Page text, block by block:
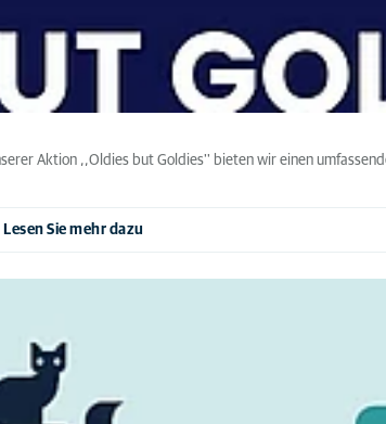
Aktion ,,Oldies but Goldies'' bieten wir einen
Lesen Sie mehr dazu